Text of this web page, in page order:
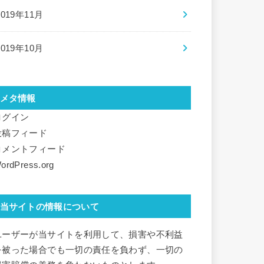
年11月
年10月
メタ情報
グイン
稿フィード
メントフィード
当サイトの情報について
ーザーが当サイトを利用して、損害や不利益
被った場合でも一切の責任を負わず、一切の